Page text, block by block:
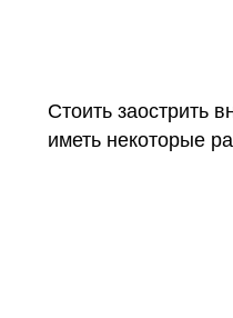
Стоить заострить
иметь некоторые